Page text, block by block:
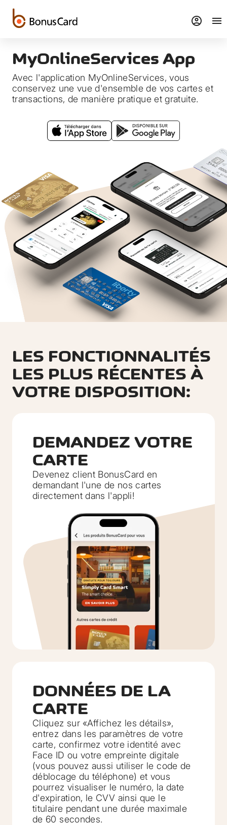
MyOnlineServices App
Avec l'application MyOnlineServices, vous
conservez une vue d'ensemble de vos cartes et
transactions, de manière pratique et gratuite.
LES FONCTIONNALITÉS
LES PLUS RÉCENTES À
VOTRE DISPOSITION:
DEMANDEZ VOTRE
CARTE
Devenez client BonusCard en
demandant l'une de nos cartes
directement dans l'appli!
DONNÉES DE LA
CARTE
Cliquez sur «Affichez les détails»,
entrez dans les paramètres de votre
carte, confirmez votre identité avec
Face ID ou votre empreinte digitale
(vous pouvez aussi utiliser le code de
déblocage du téléphone) et vous
pourrez visualiser le numéro, la date
d'expiration, le CVV ainsi que le
titulaire pendant une durée maximale
de 60 secondes.
account_circle menu